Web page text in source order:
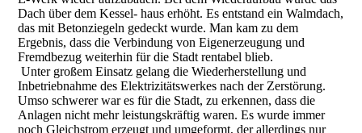
Dach über dem Kessel- haus erhöht. Es entstand ein Walmdach,
das mit Betonziegeln gedeckt wurde. Man kam zu dem
Ergebnis, dass die Verbindung von Eigenerzeugung und
Fremdbezug weiterhin für die Stadt rentabel blieb.
Unter großem Einsatz gelang die Wiederherstellung und
Inbetriebnahme des Elektrizitätswerkes nach der Zerstörung.
Umso schwerer war es für die Stadt, zu erkennen, dass die
Anlagen nicht mehr leistungskräftig waren. Es wurde immer
noch Gleichstrom erzeugt und umgeformt, der allerdings nur